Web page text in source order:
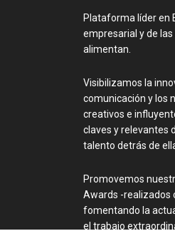
Plataforma líder en
empresarial y de
alimentan.
Visibilizamos la
comunicación y los
creativos e
claves y relevantes
talento detrás de
Promovemos
Awards -realizados
fomentando la
el trabajo